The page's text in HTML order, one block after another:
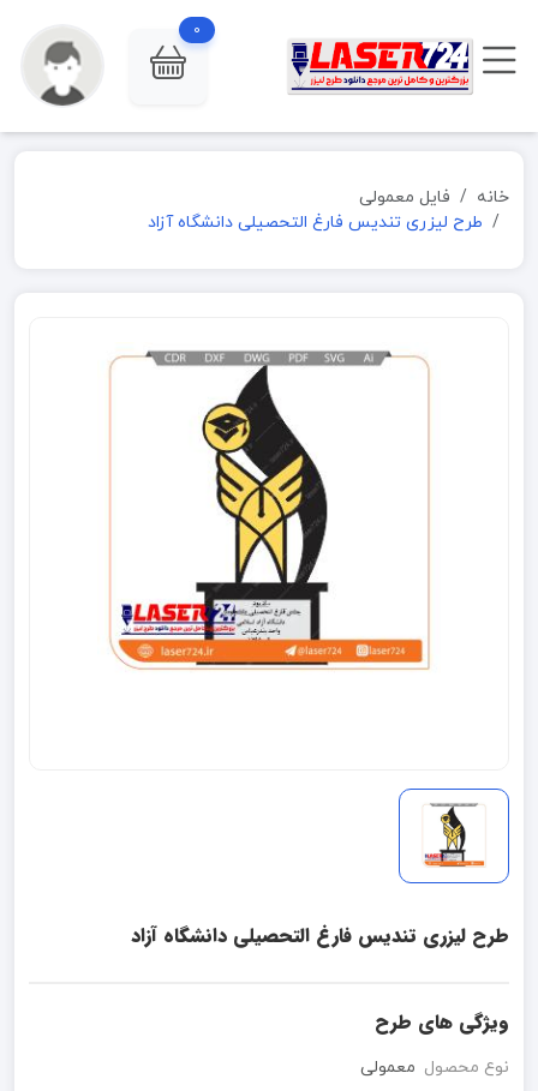
0
خانه
فایل معمولی
طرح لیزری تندیس فارغ التحصیلی دانشگاه آزاد
طرح لیزری تندیس فارغ التحصیلی دانشگاه آزاد
ویژگی های طرح
نوع محصول معمولی